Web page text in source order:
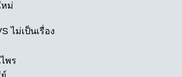
หม่
ไม่เป็นเรื่อง
พร